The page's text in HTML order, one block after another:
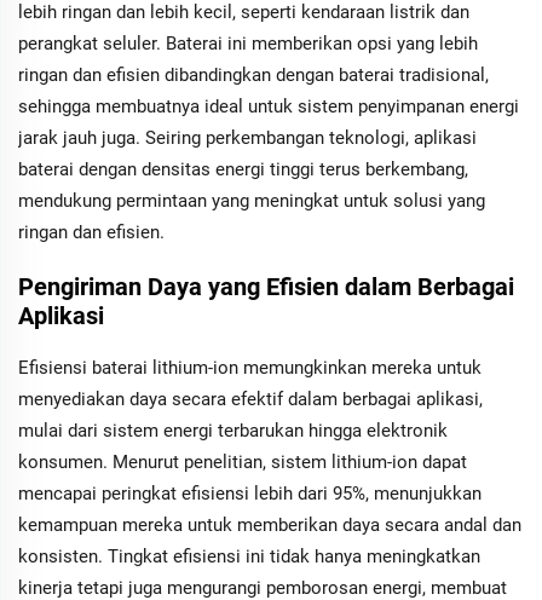
lebih ringan dan lebih kecil, seperti kendaraan listrik dan
perangkat seluler. Baterai ini memberikan opsi yang lebih
ringan dan efisien dibandingkan dengan baterai tradisional,
sehingga membuatnya ideal untuk sistem penyimpanan energi
jarak jauh juga. Seiring perkembangan teknologi, aplikasi
baterai dengan densitas energi tinggi terus berkembang,
mendukung permintaan yang meningkat untuk solusi yang
ringan dan efisien.
Pengiriman Daya yang Efisien dalam Berbagai
Aplikasi
Efisiensi baterai lithium-ion memungkinkan mereka untuk
menyediakan daya secara efektif dalam berbagai aplikasi,
mulai dari sistem energi terbarukan hingga elektronik
konsumen. Menurut penelitian, sistem lithium-ion dapat
mencapai peringkat efisiensi lebih dari 95%, menunjukkan
kemampuan mereka untuk memberikan daya secara andal dan
konsisten. Tingkat efisiensi ini tidak hanya meningkatkan
kinerja tetapi juga mengurangi pemborosan energi, membuat